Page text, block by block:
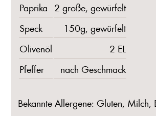
Paprika 2 große, gewürfelt
Speck
150g, gewürfelt
Olivenöl
2 EL
Pfeffer
nach Geschmack
Bekannte Allergene: Gluten, Milch,